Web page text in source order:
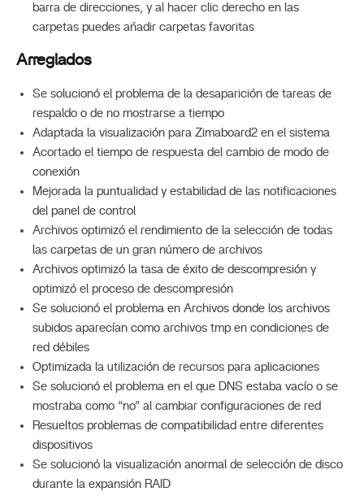
barra de direcciones, y al hacer clic derecho en las
carpetas puedes añadir carpetas favoritas
Arreglados
Se solucionó el problema de la desaparición de tareas de
respaldo o de no mostrarse a tiempo
Adaptada la visualización para Zimaboard2 en el sistema
Acortado el tiempo de respuesta del cambio de modo de
conexión
Mejorada la puntualidad y estabilidad de las notificaciones
del panel de control
Archivos optimizó el rendimiento de la selección de todas
las carpetas de un gran número de archivos
Archivos optimizó la tasa de éxito de descompresión y
optimizó el proceso de descompresión
Se solucionó el problema en Archivos donde los archivos
subidos aparecían como archivos tmp en condiciones de
red débiles
Optimizada la utilización de recursos para aplicaciones
Se solucionó el problema en el que DNS estaba vacío o se
mostraba como “no” al cambiar configuraciones de red
Resueltos problemas de compatibilidad entre diferentes
dispositivos
Se solucionó la visualización anormal de selección de disco
durante la expansión RAID